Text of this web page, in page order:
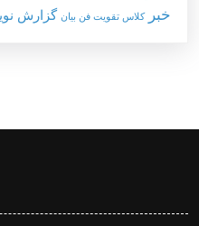
خبر
کلاس تقویت فن بیان گزارش